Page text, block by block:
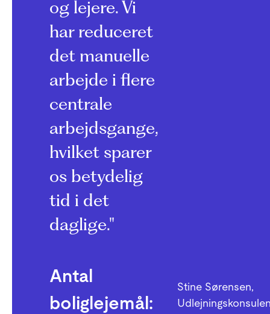
og lejere. Vi
har reduceret
det manuelle
arbejde i flere
centrale
arbejdsgange,
hvilket sparer
os betydelig
tid i det
daglige."
Antal
boliglejemål:
Stine Sørensen,